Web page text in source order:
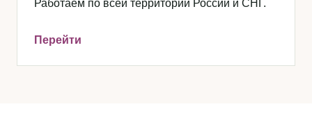
Работаем по всей территории России и СНГ.
Перейти